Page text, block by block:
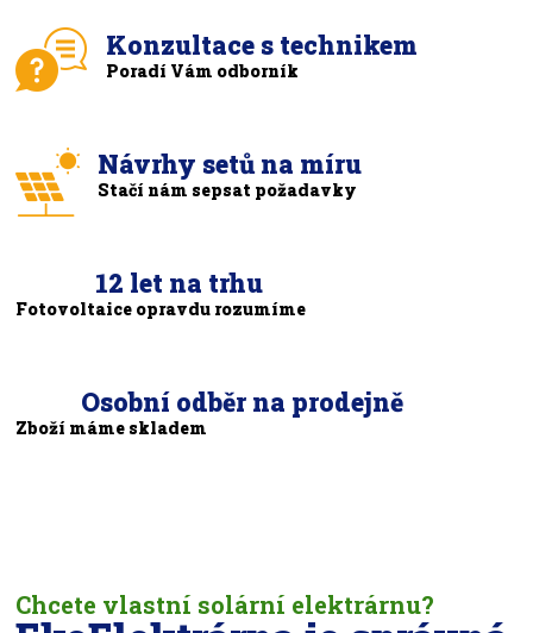
Konzultace s technikem
Poradí Vám odborník
Návrhy setů na míru
Stačí nám sepsat požadavky
12 let na trhu
Fotovoltaice opravdu rozumíme
Osobní odběr na prodejně
Zboží máme skladem
Chcete vlastní solární elektrárnu?